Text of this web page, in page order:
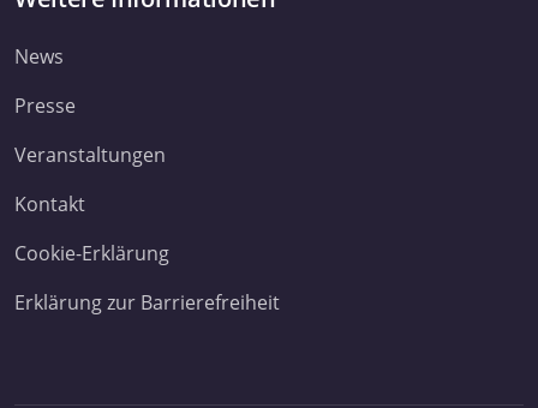
News
Presse
Veranstaltungen
Kontakt
Cookie-Erklärung
Erklärung zur Barrierefreiheit